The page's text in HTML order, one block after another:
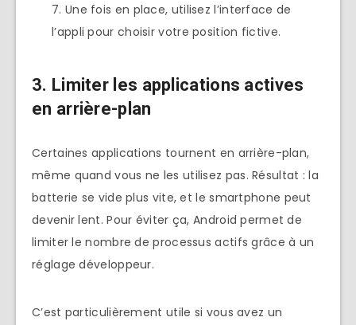
Une fois en place, utilisez l’interface de
l’appli pour choisir votre position fictive.
3. Limiter les applications actives
en arrière-plan
Certaines applications tournent en arrière-plan,
même quand vous ne les utilisez pas. Résultat : la
batterie se vide plus vite, et le smartphone peut
devenir lent. Pour éviter ça, Android permet de
limiter le nombre de processus actifs grâce à un
réglage développeur.
C’est particulièrement utile si vous avez un